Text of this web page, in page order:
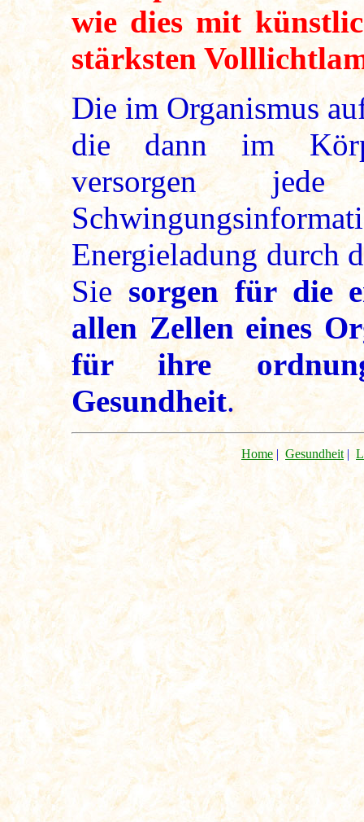
wie dies mit
stärksten
Die im Organismus
die dann im
versorgen
Energieladung durch
Siesorgen für die
allen Zellen eines
für ihre
Gesundheit.
Home| Gesundheit|